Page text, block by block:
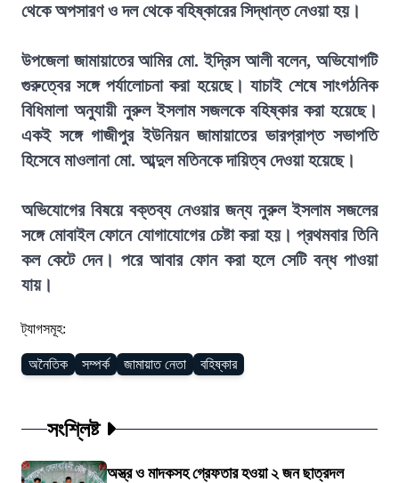
থেকে অপসারণ ও দল থেকে বহিষ্কারের সিদ্ধান্ত নেওয়া হয়।
উপজেলা জামায়াতের আমির মো. ইদ্রিস আলী বলেন, অভিযোগটি
গুরুত্বের সঙ্গে পর্যালোচনা করা হয়েছে। যাচাই শেষে সাংগঠনিক
বিধিমালা অনুযায়ী নুরুল ইসলাম সজলকে বহিষ্কার করা হয়েছে।
একই সঙ্গে গাজীপুর ইউনিয়ন জামায়াতের ভারপ্রাপ্ত সভাপতি
হিসেবে মাওলানা মো. আব্দুল মতিনকে দায়িত্ব দেওয়া হয়েছে।
অভিযোগের বিষয়ে বক্তব্য নেওয়ার জন্য নুরুল ইসলাম সজলের
সঙ্গে মোবাইল ফোনে যোগাযোগের চেষ্টা করা হয়। প্রথমবার তিনি
কল কেটে দেন। পরে আবার ফোন করা হলে সেটি বন্ধ পাওয়া
যায়।
ট্যাগসমূহ:
অনৈতিক সম্পর্ক জামায়াত নেতা বহিষ্কার
সংশ্লিষ্ট
অস্ত্র ও মাদকসহ গ্রেফতার হওয়া ২ জন ছাত্রদল